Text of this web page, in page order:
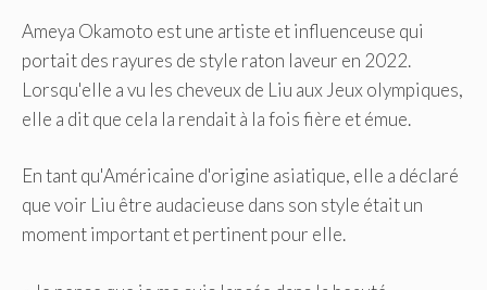
Ameya Okamoto est une artiste et influenceuse qui
portait des rayures de style raton laveur en 2022.
Lorsqu'elle a vu les cheveux de Liu aux Jeux olympiques,
elle a dit que cela la rendait à la fois fière et émue.
En tant qu'Américaine d'origine asiatique, elle a déclaré
que voir Liu être audacieuse dans son style était un
moment important et pertinent pour elle.